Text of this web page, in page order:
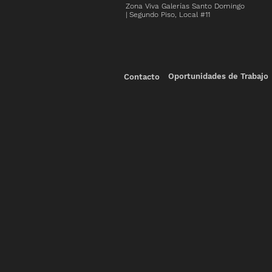
Zona Viva Galerías Santo Domingo
| Segundo Piso, Local #11
Oportunidades de Trabajo
Contacto